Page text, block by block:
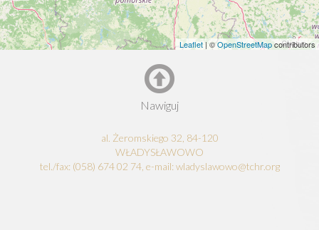
Leaflet | ©OpenStreetMapcontributors
Nawiguj
al. Żeromskiego 32, 84-120
WŁADYSŁAWOWO
tel./fax: (058) 674 02 74, e-mail: wladyslawowo@tchr.org